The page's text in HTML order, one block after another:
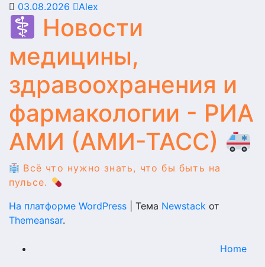
03.08.2026 Alex
Новости
медицины,
здравоохранения и
фармакологии - РИА
АМИ (АМИ-ТАСС)
Всё что нужно знать, что бы быть на
пульсе.
На платформе WordPress
Тема Newstack от
Themeansar.
Home